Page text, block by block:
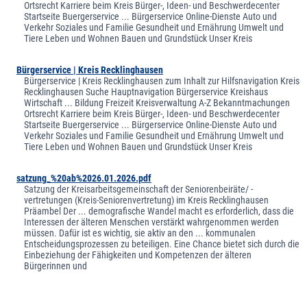
Ortsrecht Karriere beim Kreis Bürger-, Ideen- und Beschwerdecenter
Startseite Buergerservice ... Bürgerservice Online-Dienste Auto und
Verkehr Soziales und Familie Gesundheit und Ernährung Umwelt und
Tiere Leben und Wohnen Bauen und Grundstück Unser Kreis
Bürgerservice | Kreis Recklinghausen
Bürgerservice | Kreis Recklinghausen zum Inhalt zur Hilfsnavigation Kreis
Recklinghausen Suche Hauptnavigation Bürgerservice Kreishaus
Wirtschaft ... Bildung Freizeit Kreisverwaltung A-Z Bekanntmachungen
Ortsrecht Karriere beim Kreis Bürger-, Ideen- und Beschwerdecenter
Startseite Buergerservice ... Bürgerservice Online-Dienste Auto und
Verkehr Soziales und Familie Gesundheit und Ernährung Umwelt und
Tiere Leben und Wohnen Bauen und Grundstück Unser Kreis
satzung_%20ab%2026.01.2026.pdf
Satzung der Kreisarbeitsgemeinschaft der Seniorenbeiräte/ -
vertretungen (Kreis-Seniorenvertretung) im Kreis Recklinghausen
Präambel Der ... demografische Wandel macht es erforderlich, dass die
Interessen der älteren Menschen verstärkt wahrgenommen werden
müssen. Dafür ist es wichtig, sie aktiv an den ... kommunalen
Entscheidungsprozessen zu beteiligen. Eine Chance bietet sich durch die
Einbeziehung der Fähigkeiten und Kompetenzen der älteren
Bürgerinnen und